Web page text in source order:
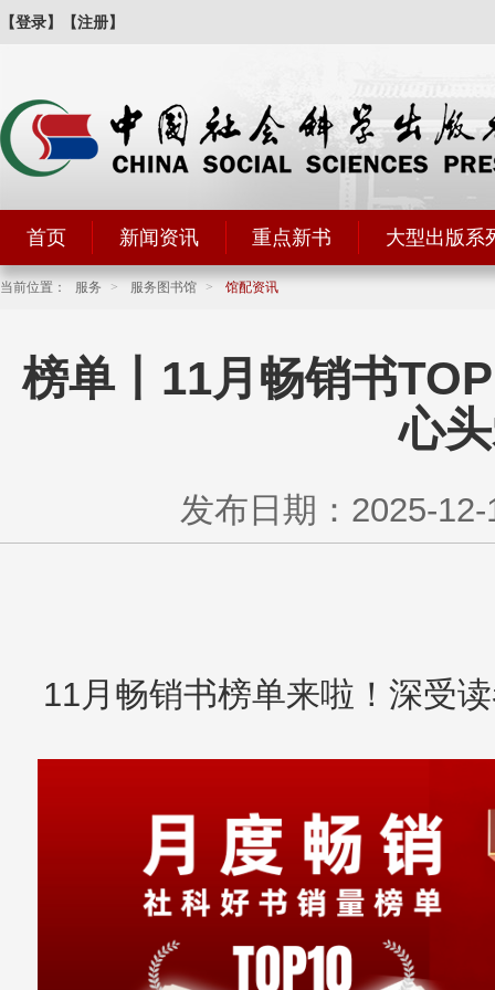
【登录】 【注册】
首页 新闻资讯 重点新书 大型出版系
当前位置： 服务 > 服务图书馆 > 馆配资讯
榜单丨11月畅销书
心
发布日期：2025-
11月畅销书榜单来啦！深受